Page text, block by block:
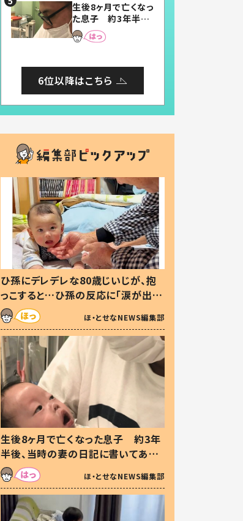
まらない」「幸せにな
れる」
生後8ヶ月で亡くなっ
た息子 約3年半
後、当時の妻の日記
に書いてあった本音
6位以降はこちら
ひ孫にデレデレな80歳じいじが、抱
っこすると…ひ孫の反応に「涙が出ま
した」「可愛くて仕方ない」
ほ・とせなNEWS編集部
生後8ヶ月で亡くなった息子 約3年
半後、当時の妻の日記に書いてあっ
た本音とは
ほ・とせなNEWS編集部